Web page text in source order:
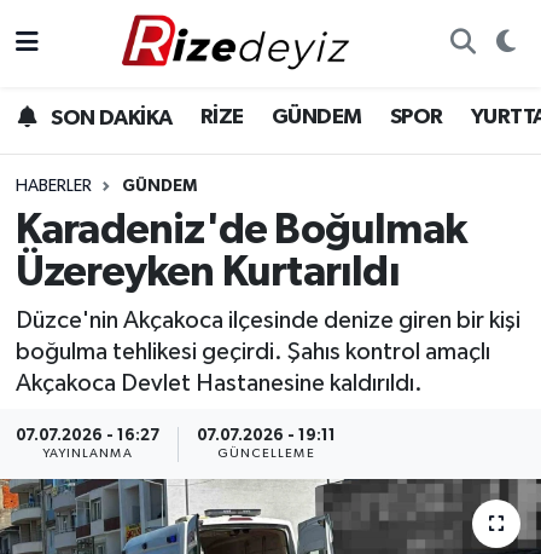
SON DAKİKA RİZE GÜNDEM SPOR
HABERLER GÜNDEM
Karadeniz'de Boğulmak
Üzereyken Kurtarıldı
Düzce'nin Akçakoca ilçesinde denize giren bir kişi
boğulma tehlikesi geçirdi. Şahıs kontrol amaçlı
Akçakoca Devlet Hastanesine kaldırıldı.
07.07.2026 - 16:27
YAYINLANMA
07.07.2026 - 19:11
GÜNCELLEME
Gündem
Yurttan Haberler
Ekonomi
Teknoloji
Rize Hava Durumu
Rize Trafik Yoğunluk Haritası
Süper Lig Puan Durumu ve Fikstür
Tüm Manşetler
Haber Arşivi